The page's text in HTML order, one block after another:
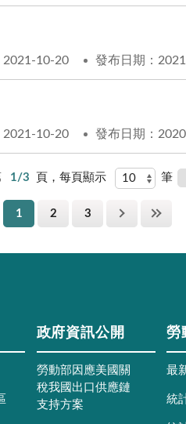
2021-10-20 發布日期：
2021-10-20 發布日期：
1/3 頁，每頁顯示 筆
1 2 3
政府資訊公開
勞動部因應美國關
稅我國出口供應鏈
支持方案
勞
最
統